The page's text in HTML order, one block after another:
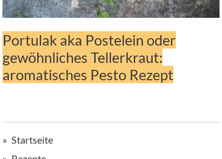
Portulak aka Postelein oder
gewöhnliches Tellerkraut:
aromatisches Pesto Rezept
Startseite